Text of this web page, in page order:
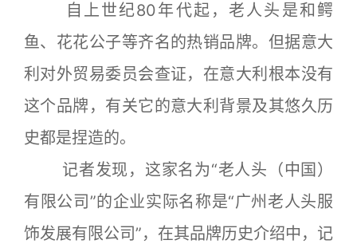
自上世纪80年代起，老人头是和鳄
鱼、花花公子等齐名的热销品牌。但据意大
利对外贸易委员会查证，在意大利根本没有
这个品牌，有关它的意大利背景及其悠久历
史都是捏造的。
记者发现，这家名为“老人头（中国）
有限公司”的企业实际名称是“广州老人头服
饰发展有限公司”，在其品牌历史介绍中，记